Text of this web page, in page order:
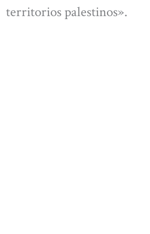
territorios palestinos».